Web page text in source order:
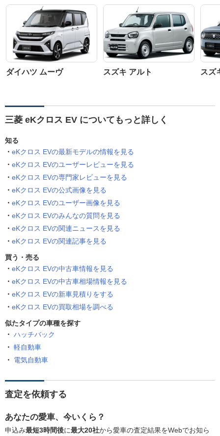
ダイハツ ムーヴ スズキ アルト スズ
三菱 eKクロス EV についてもっと詳しく
知る
eKクロス EVの最新モデルの情報を見る
eKクロス EVのユーザーレビューを見る
eKクロス EVの専門家レビューを見る
eKクロス EVの公式画像を見る
eKクロス EVのユーザー画像を見る
eKクロス EVのみんなの質問を見る
eKクロス EVの関連ニュースを見る
eKクロス EVの関連記事を見る
買う・売る
eKクロス EVの中古車情報を見る
eKクロス EVの中古車相場情報を見る
eKクロス EVの新車見積りをする
eKクロス EVの買取相場を調べる
似たタイプの車種を探す
ハッチバック
軽自動車
電気自動車
査定を依頼する
あなたの愛車、今いくら？
申込み最短3時間後に最大20社から愛車の査定結果をWebでお知ら